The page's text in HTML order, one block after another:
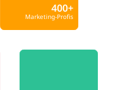
400+
Marketing-Profis